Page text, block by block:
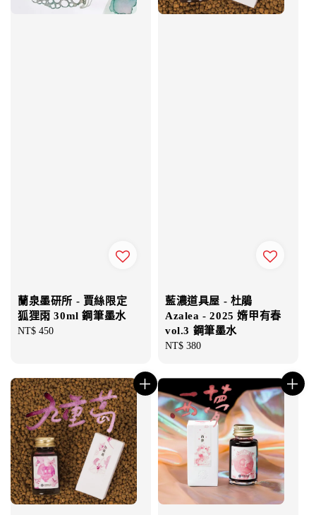
蘭泉墨研所 - 賈絲限定
狐狸雨 30ml 鋼筆墨水
Regular
NT$ 450
藍濃道具屋 - 杜鵑
Azalea - 2025 媠甲有春
vol.3 鋼筆墨水
Regular
NT$ 380